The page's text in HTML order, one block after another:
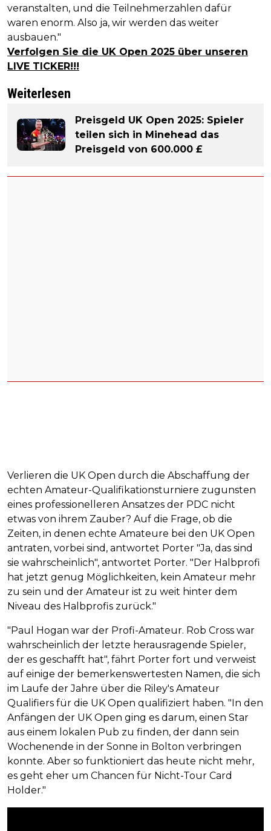
veranstalten, und die Teilnehmerzahlen dafür
waren enorm. Also ja, wir werden das weiter
ausbauen."
Verfolgen Sie die UK Open 2025 über unseren
LIVE TICKER!!!
Weiterlesen
Preisgeld UK Open 2025: Spieler
teilen sich in Minehead das
Preisgeld von 600.000 £
Verlieren die UK Open durch die Abschaffung der
echten Amateur-Qualifikationsturniere zugunsten
eines professionelleren Ansatzes der PDC nicht
etwas von ihrem Zauber? Auf die Frage, ob die
Zeiten, in denen echte Amateure bei den UK Open
antraten, vorbei sind, antwortet Porter "Ja, das sind
sie wahrscheinlich", antwortet Porter. "Der Halbprofi
hat jetzt genug Möglichkeiten, kein Amateur mehr
zu sein und der Amateur ist zu weit hinter dem
Niveau des Halbprofis zurück."
"Paul Hogan war der Profi-Amateur. Rob Cross war
wahrscheinlich der letzte herausragende Spieler,
der es geschafft hat", fährt Porter fort und verweist
auf einige der bemerkenswertesten Namen, die sich
im Laufe der Jahre über die Riley's Amateur
Qualifiers für die UK Open qualifiziert haben. "In den
Anfängen der UK Open ging es darum, einen Star
aus einem lokalen Pub zu finden, der dann sein
Wochenende in der Sonne in Bolton verbringen
konnte. Aber so funktioniert das heute nicht mehr,
es geht eher um Chancen für Nicht-Tour Card
Holder."